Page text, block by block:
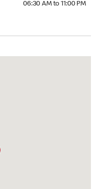
06:30 AM to 11:00 PM